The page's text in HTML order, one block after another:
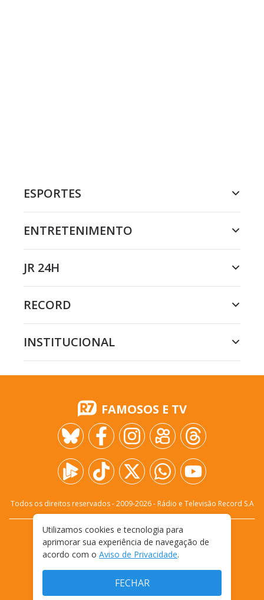
ESPORTES
ENTRETENIMENTO
JR 24H
RECORD
INSTITUCIONAL
FAMOSOS E TV
Todos os direitos reservados - 2009-2026- Rádio e Televisão Record S.A
FALE CONOSCO
PRIVACIDADE
TERMOS E CONDIÇÕES DE USO
Utilizamos cookies e tecnologia para
aprimorar sua experiência de navegação de
acordo com o Aviso de Privacidade.
FECHAR